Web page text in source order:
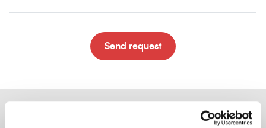
Send request